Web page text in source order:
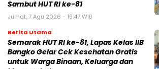
Sambut HUT RI ke-81
Jumat, 7 Agu 2026 - 19:47 WIB
Berita Utama
Semarak HUT RI ke-81, Lapas Kelas IIB
Bangko Gelar Cek Kesehatan Gratis
untuk Warga Binaan, Keluarga dan